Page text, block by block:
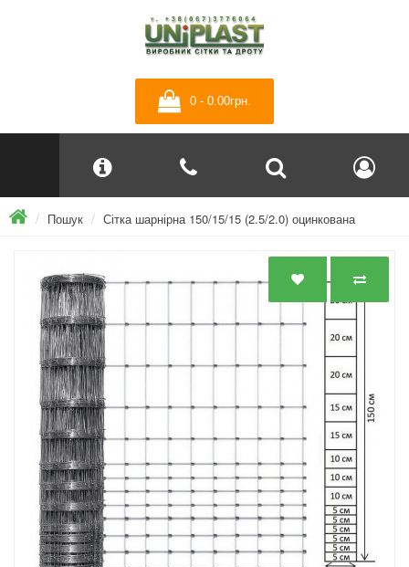
0 - 0.00грн.
Пошук Сітка шарнірна 150/15/15 (2.5/2.0) оцинкована